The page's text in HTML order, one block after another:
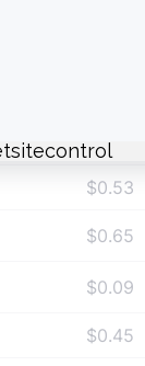
Ser
$2.00
$0.53
$0.65
$0.09
$0.45